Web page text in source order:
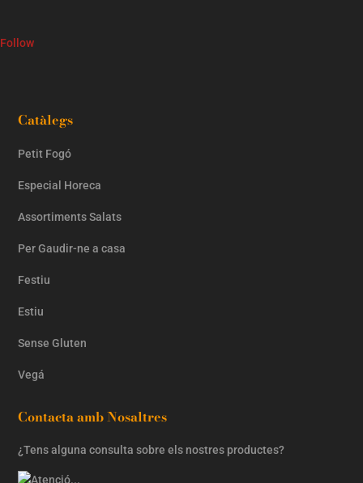
Follow
Catàlegs
Petit Fogó
Especial Horeca
Assortiments Salats
Per Gaudir-ne a casa
Festiu
Estiu
Sense Gluten
Vegá
Contacta amb Nosaltres
¿Tens alguna consulta sobre els nostres productes?